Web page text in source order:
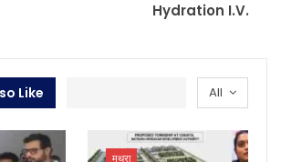
Hydration I.V.
All
Like
मथुरा